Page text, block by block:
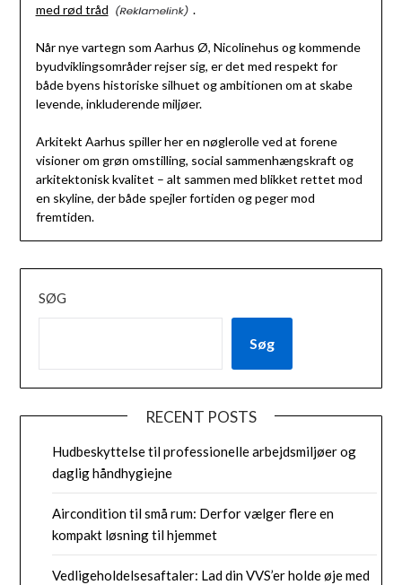
med rød tråd
.
Når nye vartegn som Aarhus Ø, Nicolinehus og kommende
byudviklingsområder rejser sig, er det med respekt for
både byens historiske silhuet og ambitionen om at skabe
levende, inkluderende miljøer.
Arkitekt Aarhus spiller her en nøglerolle ved at forene
visioner om grøn omstilling, social sammenhængskraft og
arkitektonisk kvalitet – alt sammen med blikket rettet mod
en skyline, der både spejler fortiden og peger mod
fremtiden.
SØG
Søg
RECENT POSTS
Hudbeskyttelse til professionelle arbejdsmiljøer og
daglig håndhygiejne
Aircondition til små rum: Derfor vælger flere en
kompakt løsning til hjemmet
Vedligeholdelsesaftaler: Lad din VVS’er holde øje med